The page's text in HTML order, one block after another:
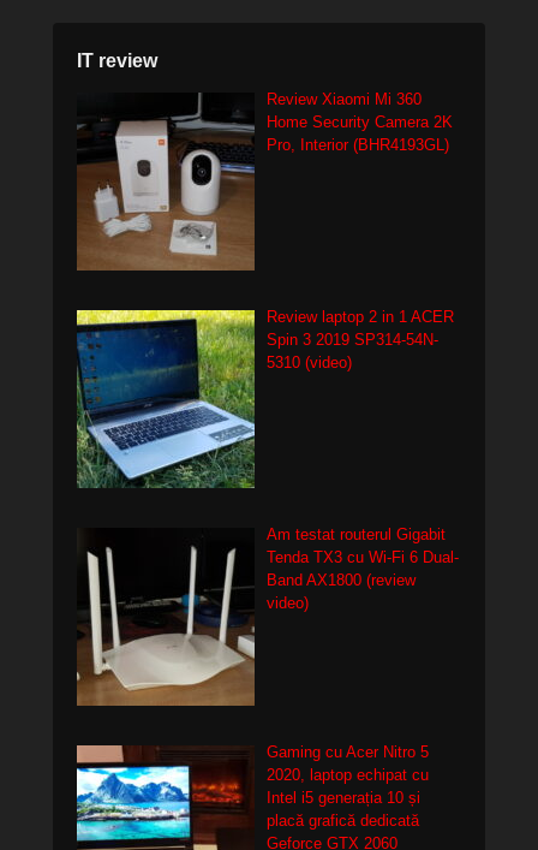
IT review
Review Xiaomi Mi 360
Home Security Camera 2K
Pro, Interior (BHR4193GL)
Review laptop 2 in 1 ACER
Spin 3 2019 SP314-54N-
5310 (video)
Am testat routerul Gigabit
Tenda TX3 cu Wi-Fi 6 Dual-
Band AX1800 (review
video)
Gaming cu Acer Nitro 5
2020, laptop echipat cu
Intel i5 generația 10 și
placă grafică dedicată
Geforce GTX 2060